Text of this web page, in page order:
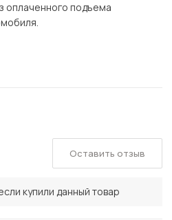
оплаченного подъема
купили данный товар
Оставить отзыв